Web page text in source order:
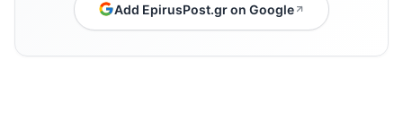
Add EpirusPost.gr on Google